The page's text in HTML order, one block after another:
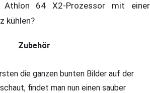
Athlon 64 X2-Prozessor mit einer
kühlen?
Zubehör
die ganzen bunten Bilder auf der
findet man nun einen sauber